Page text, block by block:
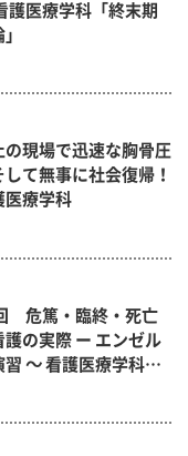
護医療学科「終末期
の現場で迅速な胸骨圧
して無事に社会復帰！
医療学科
危篤・臨終・死亡
護の実際 ー エンゼル
習 ～ 看護医療学科